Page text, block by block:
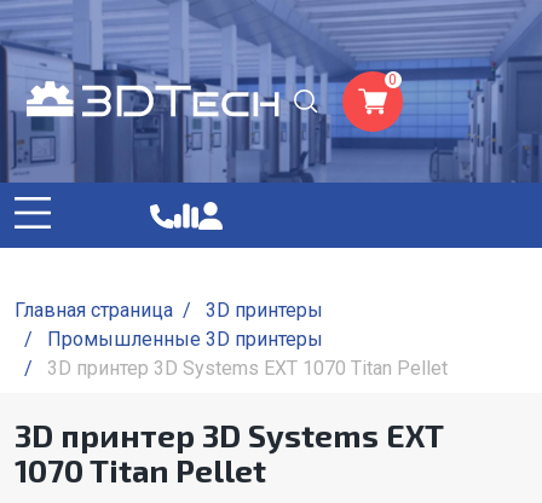
0
Главная страница /
3D принтеры
/
Промышленные 3D принтеры
/
3D принтер 3D Systems EXT 1070 Titan Pellet
3D принтер 3D Systems EXT
1070 Titan Pellet